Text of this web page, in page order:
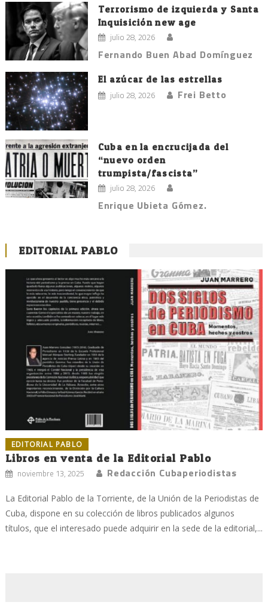
Terrorismo de izquierda y Santa
Inquisición new age
julio 28, 2026
Fernando Buen Abad Domínguez
El azúcar de las estrellas
julio 28, 2026 Frei Betto
Cuba en la encrucijada del
“nuevo orden
trumpista/fascista”
julio 28, 2026
Enrique Ubieta Gómez.
EDITORIAL PABLO
EDITORIAL PABLO
Libros en venta de la Editorial Pablo
noviembre 13, 2025 Redacción Cubaperiodistas
La Editorial Pablo de la Torriente, de la Unión de la Periodistas de
Cuba, dispone en su colección de libros publicados algunos
títulos, que el interesado puede adquirir en la sede de la editorial,...